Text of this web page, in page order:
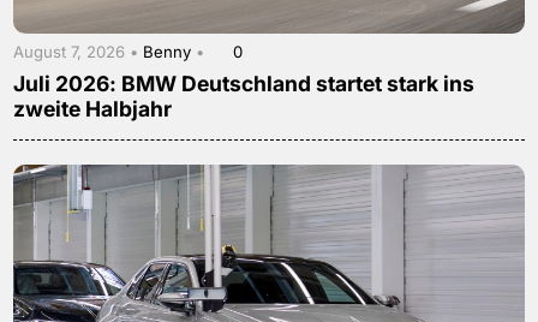
August 7, 2026 • Benny • 0
Juli 2026: BMW Deutschland startet stark ins
zweite Halbjahr